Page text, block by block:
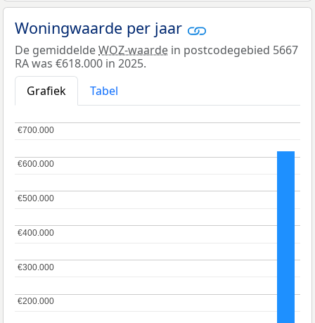
Woningwaarde per jaar
De gemiddeldeWOZ-waarde in postcodegebied 5667
RA was €618.000 in 2025.
Grafiek
Tabel
€200.000
€200.000
€300.000
€300.000
€400.000
€400.000
€500.000
€500.000
€600.000
€600.000
€700.000
€700.000